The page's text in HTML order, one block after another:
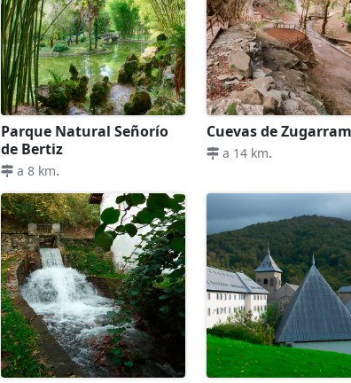
Parque Natural Señorío
de Bertiz
a 8 km.
Cuevas de
a 14 km.